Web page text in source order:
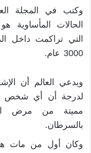
الحالات المأساوية
التي تراكمت داخل
3000 عام.
ويدعي العالم أن
لدرجة أن أي شخص
مميتة من مرض
بالسرطان.
وكان أول من مات هو